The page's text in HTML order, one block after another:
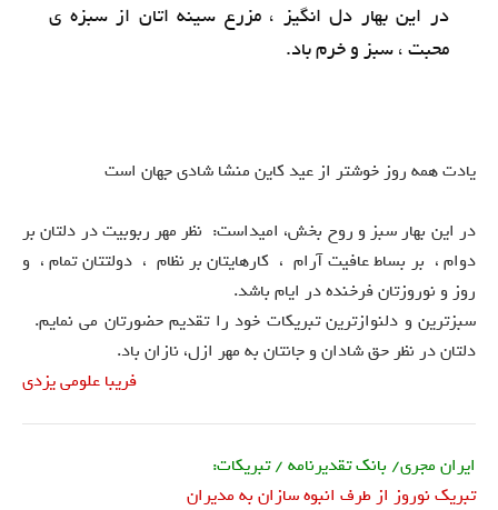
در این بهار دل انگیز ، مزرع سینه اتان از سبزه ی
محبت ، سبز و خرم باد.
یادت همه روز خوشتر از عید کاین منشا شادی جهان است
در این بهار سبز و روح بخش، امیداست: نظر مهر ربوبیت در دلتان بر
دوام ، بر بساط عافیت آرام ، کارهایتان بر نظام ، دولتتان تمام ، و
روز و نوروزتان فرخنده در ایام باشد.
سبزترین و دلنوازترین تبریکات خود را تقدیم حضورتان می نمایم.
دلتان در نظر حق شادان و جانتان به مهر ازل، نازان باد.
فریبا علومی یزدی
ایران مجری/ بانک تقدیرنامه / تبریکات:
تبریک نوروز از طرف انبوه سازان به مدیران